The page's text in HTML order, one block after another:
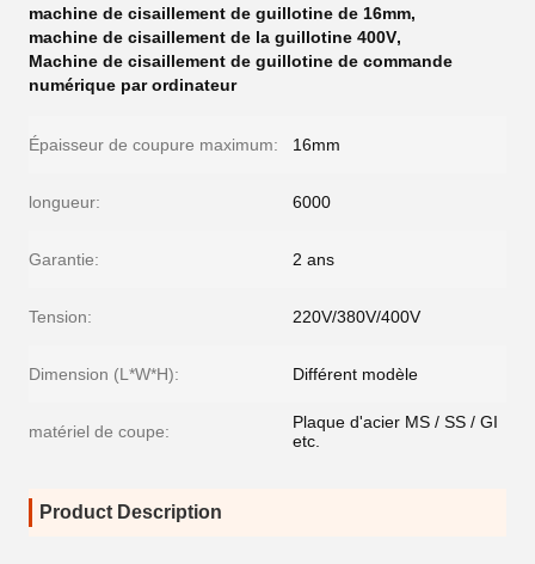
machine de cisaillement de guillotine de 16mm,
machine de cisaillement de la guillotine 400V,
Machine de cisaillement de guillotine de commande
numérique par ordinateur
Épaisseur de coupure maximum: 16mm
longueur: 6000
Garantie: 2 ans
Tension: 220V/380V/400V
Dimension (L*W*H): Différent modèle
matériel de coupe:
Plaque d'acier MS / SS / GI
etc.
Product Description